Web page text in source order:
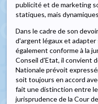
publicité et de marketing
statiques, mais
Dans le cadre de son
d'argent légaux et
également conforme à la
Conseil d'Etat, il convient
Nationale prévoit
soit toujours en accord
fait une distinction entre
jurisprudence de la Cour